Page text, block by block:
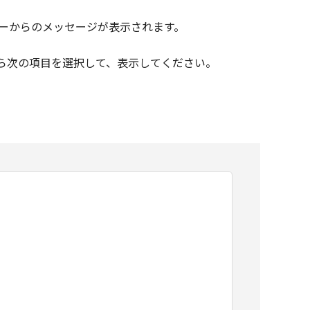
らのメッセージが表示されます。
の項目を選択して、表示してください。